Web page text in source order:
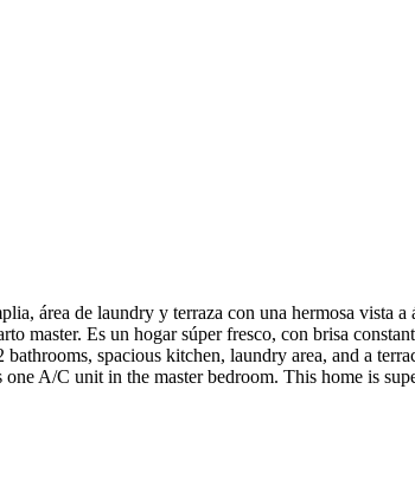
área de laundry y terraza con una hermosa vista
master. Es un hogar súper fresco, con brisa
spacious kitchen, laundry area, and a
A/C unit in the master bedroom. This home is